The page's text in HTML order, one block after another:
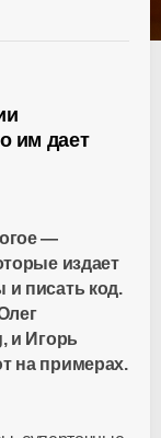
им дает
—
издает
писать код.
и Игорь
на примерах.